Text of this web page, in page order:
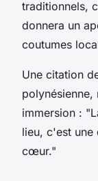
traditionnels,
donnera un
coutumes
Une citation
immersion :
lieu, c'est une
cœur."